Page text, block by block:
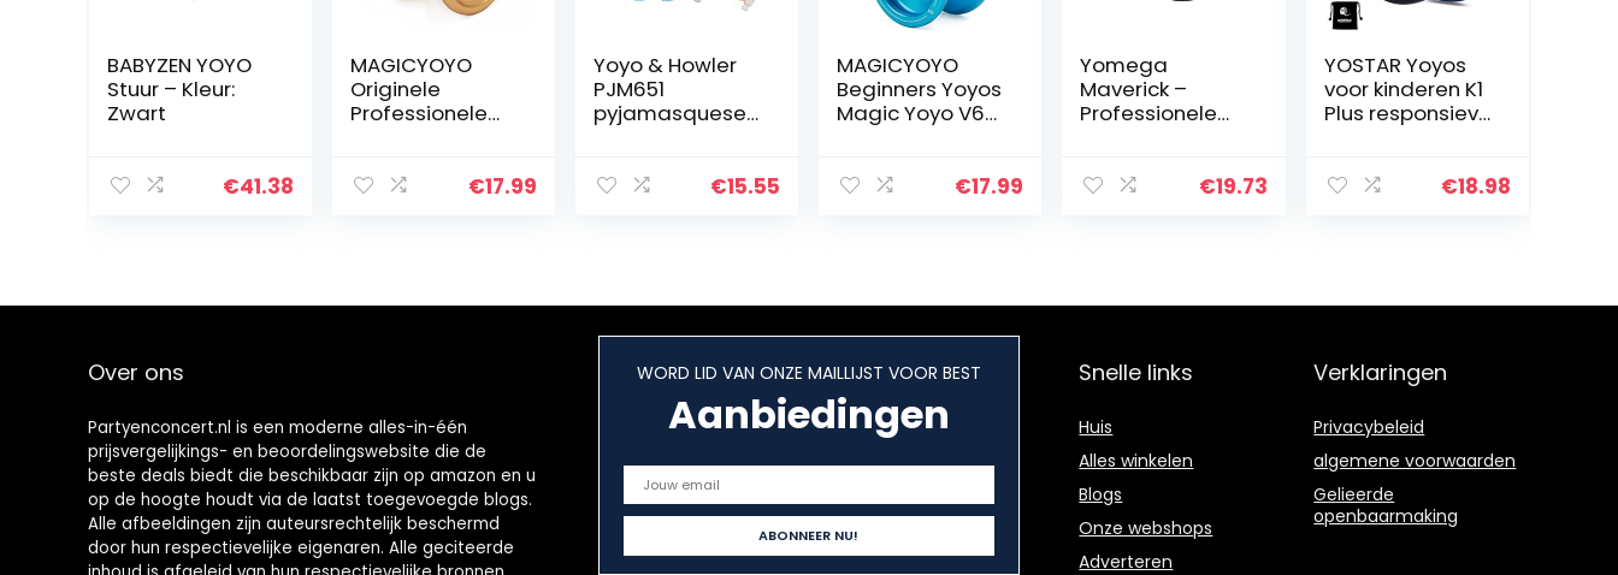
BABYZEN YOYO
Stuur – Kleur:
Zwart
€41.38
MAGICYOYO
Originele
Professionele
Geavanceerde
€17.99
Yoyo & Howler
PJM651
pyjamasqueset,
modellen
€15.55
MAGICYOYO
Beginners Yoyos
Magic Yoyo V6
Responsive Yo-
€17.99
Yomega
Maverick –
Professionele
voor kinderen en
€19.73
YOSTAR Yoyos
voor kinderen K1
Plus responsieve
snaren,
€18.98
Over ons
Partyenconcert.nl is een moderne alles-in-één
prijsvergelijkings- en beoordelingswebsite die de
beste deals biedt die beschikbaar zijn op amazon en u
op de hoogte houdt via de laatst toegevoegde blogs.
Alle afbeeldingen zijn auteursrechtelijk beschermd
door hun respectievelijke eigenaren. Alle geciteerde
WORD LID VAN ONZE MAILLIJST VOOR BEST
Aanbiedingen
Snelle links
Huis
Alles winkelen
Blogs
Onze webshops
Adverteren
Verklaringen
Privacybeleid
algemene voorwaarden
Gelieerde
openbaarmaking